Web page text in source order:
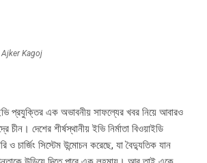
Ajker Kagoj
প্রযুক্তির এক অভাবনীয় সাফল্যের খবর নিয়ে আবারও
চীন। দেশের শীর্ষস্থানীয় ইভি নির্মাতা বিওয়াইডি
ও চার্জিং সিস্টেম উন্মোচন করেছে, যা বৈদ্যুতিক যান